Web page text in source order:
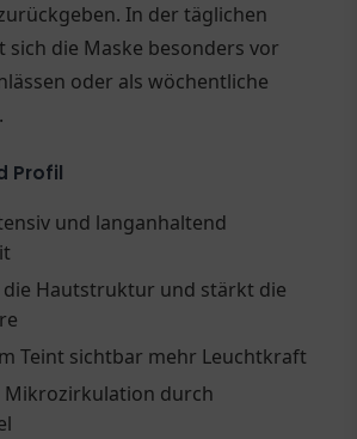
In der täglichen
sich die Maske besonders vor
oder als wöchentliche
Profil
und langanhaltend
Hautstruktur und stärkt die
Teint sichtbar mehr Leuchtkraft
Mikrozirkulation durch